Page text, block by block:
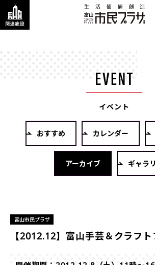
イベント
おすすめ カレンダー
アーカイブ ギャラ
【2012.12】富山手芸＆クラフ
富山市民プラザ